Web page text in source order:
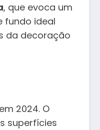
, que evoca um
fundo ideal
da decoração
2024. O
superfícies